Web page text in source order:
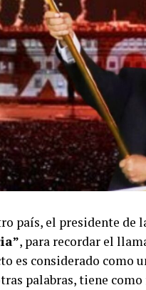
país, el presidente de
, para recordar el
es considerado como
palabras, tiene